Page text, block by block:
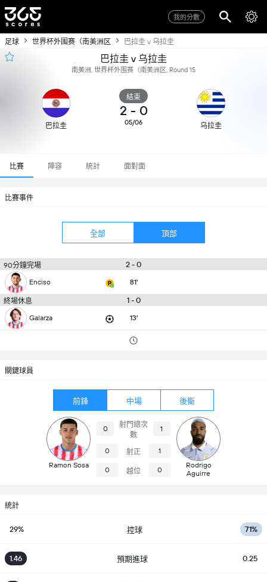
我的分數
足球 世界杯外围赛（南美洲区 巴拉圭 v 乌拉圭
巴拉圭 v 乌拉圭
南美洲, 世界杯外围赛（南美洲区, Round 15
巴拉圭
結束
2 - 0
05/06 乌拉圭
比賽 陣容 統計 面對面
比賽事件
全部 頂部
90分鐘完場 2 - 0
Enciso 81'
終場休息 1 - 0
Galarza 13'
關鍵球員
前鋒 中場 後衛
Ramon Sosa
0
射門總次
數
1
0 射正 1
0 越位 0
Rodrigo
Aguirre
統計
29% 控球 71%
1.46 預期進球 0.25